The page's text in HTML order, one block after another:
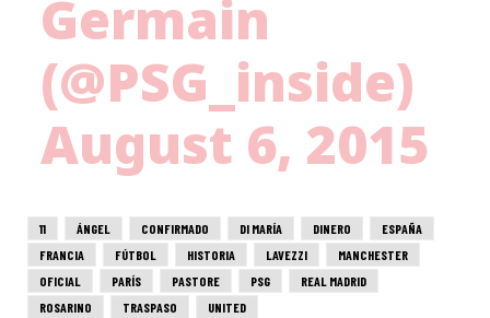
Germain
(@PSG_inside)
August 6, 2015
11 ÁNGEL CONFIRMADO DI MARÍA DINERO
ESPAÑA
FRANCIA
FÚTBOL HISTORIA LAVEZZI
MANCHESTER
OFICIAL
PARÍS PASTORE PSG
REAL MADRID
ROSARINO
TRASPASO UNITED